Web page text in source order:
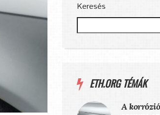
Keresés
ETH.ORG TÉMÁK
A